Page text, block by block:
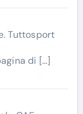
Tuttosport
di […]